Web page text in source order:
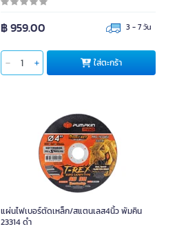
฿ 959.00 3 - 7 วัน
ใส่ตะกร้า
แผ่นไฟเบอร์ตัดเหล็ก/สแตนเลส4นิ้ว พัมคิน
23314 ดำ